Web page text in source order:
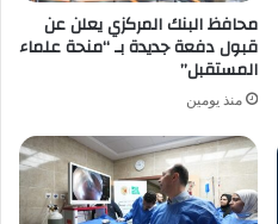
محافظ البنك المركزي يعلن عن
قبول دفعة جديدة بـ “منحة علماء
المستقبل”
منذ يومين